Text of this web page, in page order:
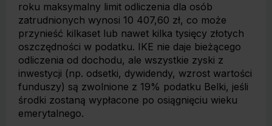
roku maksymalny limit odliczenia dla osób
zatrudnionych wynosi 10 407,60 zł, co może
przynieść kilkaset lub nawet kilka tysięcy złotych
oszczędności w podatku. IKE nie daje bieżącego
odliczenia od dochodu, ale wszystkie zyski z
inwestycji (np. odsetki, dywidendy, wzrost wartości
funduszy) są zwolnione z 19% podatku Belki, jeśli
środki zostaną wypłacone po osiągnięciu wieku
emerytalnego.